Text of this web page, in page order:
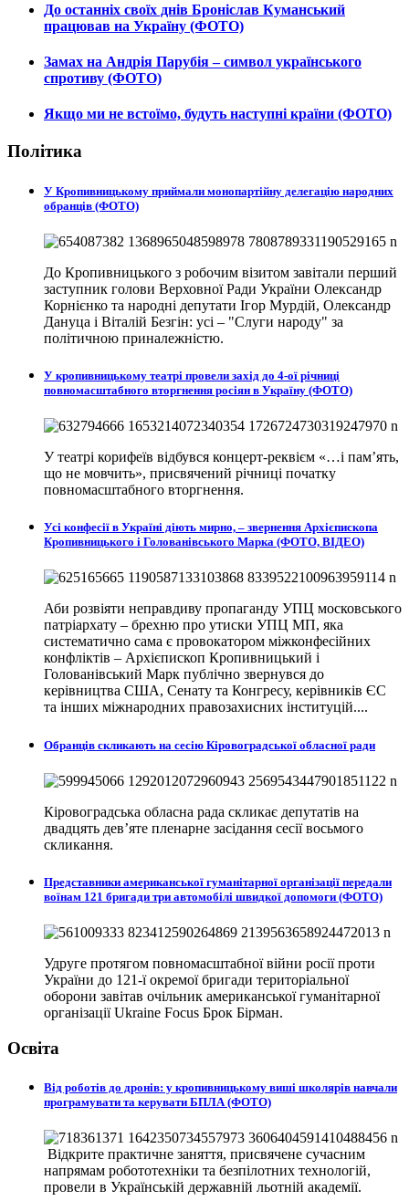
До останніх своїх днів Броніслав Куманський
працював на Україну (ФОТО)
Замах на Андрія Парубія – символ українського
спротиву (ФОТО)
Якщо ми не встоїмо, будуть наступні країни (ФОТО)
Політика
У Кропивницькому приймали монопартійну делегацію народних
обранців (ФОТО)
До Кропивницького з робочим візитом завітали перший
заступник голови Верховної Ради України Олександр
Корнієнко та народні депутати Ігор Мурдій, Олександр
Дануца і Віталій Безгін: усі – "Слуги народу" за
політичною приналежністю.
У кропивницькому театрі провели захід до 4-ої річниці
повномасштабного вторгнення росіян в Україну (ФОТО)
У театрі корифеїв відбувся концерт-реквієм «…і пам’ять,
що не мовчить», присвячений річниці початку
повномасштабного вторгнення.
Усі конфесії в Україні діють мирно, – звернення Архієпископа
Кропивницького і Голованівського Марка (ФОТО, ВІДЕО)
Аби розвіяти неправдиву пропаганду УПЦ московського
патріархату – брехню про утиски УПЦ МП, яка
систематично сама є провокатором міжконфесійних
конфліктів – Архієпископ Кропивницький і
Голованівський Марк публічно звернувся до
керівництва США, Сенату та Конгресу, керівників ЄС
та інших міжнародних правозахисних інституцій....
Обранців скликають на сесію Кіровоградської обласної ради
Кіровоградська обласна рада скликає депутатів на
двадцять дев’яте пленарне засідання сесії восьмого
скликання.
Представники американської гуманітарної організації передали
воїнам 121 бригади три автомобілі швидкої допомоги (ФОТО)
Удруге протягом повномасштабної війни росії проти
України до 121-ї окремої бригади територіальної
оборони завітав очільник американської гуманітарної
організації Ukraine Focus Брок Бірман.
Освіта
Від роботів до дронів: у кропивницькому виші школярів навчали
програмувати та керувати БПЛА (ФОТО)
Відкрите практичне заняття, присвячене сучасним
напрямам робототехніки та безпілотних технологій,
провели в Українській державній льотній академії.